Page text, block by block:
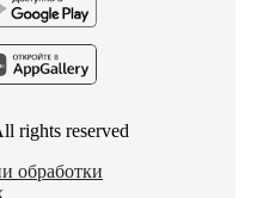
rights reserved
обработки